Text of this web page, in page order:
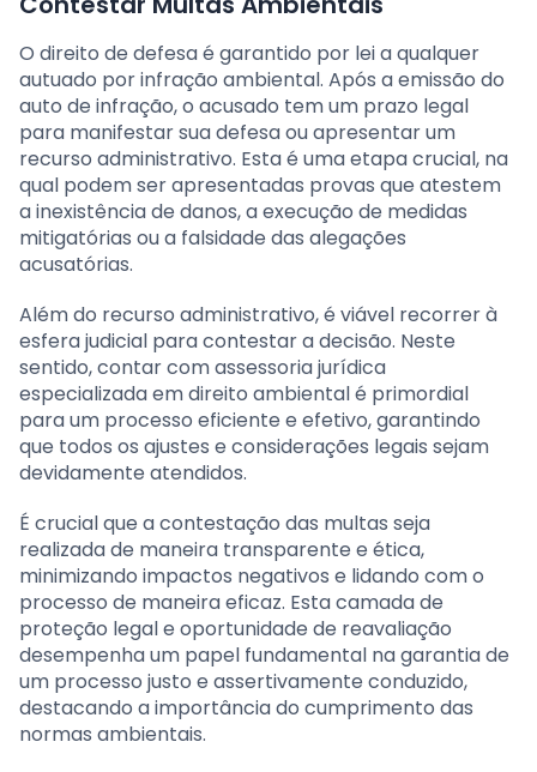
O direito de defesa é garantido por lei a qualquer
autuado por infração ambiental. Após a emissão do
auto de infração, o acusado tem um prazo legal
para manifestar sua defesa ou apresentar um
recurso administrativo. Esta é uma etapa crucial, na
qual podem ser apresentadas provas que atestem
a inexistência de danos, a execução de medidas
mitigatórias ou a falsidade das alegações
acusatórias.
Além do recurso administrativo, é viável recorrer à
esfera judicial para contestar a decisão. Neste
sentido, contar com assessoria jurídica
especializada em direito ambiental é primordial
para um processo eficiente e efetivo, garantindo
que todos os ajustes e considerações legais sejam
devidamente atendidos.
É crucial que a contestação das multas seja
realizada de maneira transparente e ética,
minimizando impactos negativos e lidando com o
processo de maneira eficaz. Esta camada de
proteção legal e oportunidade de reavaliação
desempenha um papel fundamental na garantia de
um processo justo e assertivamente conduzido,
destacando a importância do cumprimento das
normas ambientais.